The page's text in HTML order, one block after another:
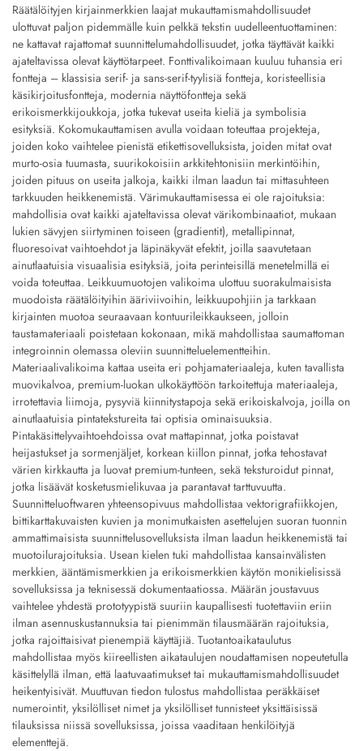
Räätälöityjen kirjainmerkkien laajat mukauttamismahdollisuudet
ulottuvat paljon pidemmälle kuin pelkkä tekstin uudelleentuottaminen:
ne kattavat rajattomat suunnittelumahdollisuudet, jotka täyttävät kaikki
ajateltavissa olevat käyttötarpeet. Fonttivalikoimaan kuuluu tuhansia eri
fontteja – klassisia serif- ja sans-serif-tyylisiä fontteja, koristeellisia
käsikirjoitusfontteja, modernia näyttöfontteja sekä
erikoismerkkijoukkoja, jotka tukevat useita kieliä ja symbolisia
esityksiä. Kokomukauttamisen avulla voidaan toteuttaa projekteja,
joiden koko vaihtelee pienistä etikettisovelluksista, joiden mitat ovat
murto-osia tuumasta, suurikokoisiin arkkitehtonisiin merkintöihin,
joiden pituus on useita jalkoja, kaikki ilman laadun tai mittasuhteen
tarkkuuden heikkenemistä. Värimukauttamisessa ei ole rajoituksia:
mahdollisia ovat kaikki ajateltavissa olevat värikombinaatiot, mukaan
lukien sävyjen siirtyminen toiseen (gradientit), metallipinnat,
fluoresoivat vaihtoehdot ja läpinäkyvät efektit, joilla saavutetaan
ainutlaatuisia visuaalisia esityksiä, joita perinteisillä menetelmillä ei
voida toteuttaa. Leikkuumuotojen valikoima ulottuu suorakulmaisista
muodoista räätälöityihin ääriviivoihin, leikkuupohjiin ja tarkkaan
kirjainten muotoa seuraavaan kontuurileikkaukseen, jolloin
taustamateriaali poistetaan kokonaan, mikä mahdollistaa saumattoman
integroinnin olemassa oleviin suunnitteluelementteihin.
Materiaalivalikoima kattaa useita eri pohjamateriaaleja, kuten tavallista
muovikalvoa, premium-luokan ulkokäyttöön tarkoitettuja materiaaleja,
irrotettavia liimoja, pysyviä kiinnitystapoja sekä erikoiskalvoja, joilla on
ainutlaatuisia pintatekstureita tai optisia ominaisuuksia.
Pintakäsittelyvaihtoehdoissa ovat mattapinnat, jotka poistavat
heijastukset ja sormenjäljet, korkean kiillon pinnat, jotka tehostavat
värien kirkkautta ja luovat premium-tunteen, sekä teksturoidut pinnat,
jotka lisäävät kosketusmielikuvaa ja parantavat tarttuvuutta.
Suunnitteluoftwaren yhteensopivuus mahdollistaa vektorigrafiikkojen,
bittikarttakuvaisten kuvien ja monimutkaisten asettelujen suoran tuonnin
ammattimaisista suunnittelusovelluksista ilman laadun heikkenemistä tai
muotoilurajoituksia. Usean kielen tuki mahdollistaa kansainvälisten
merkkien, ääntämismerkkien ja erikoismerkkien käytön monikielisissä
sovelluksissa ja teknisessä dokumentaatiossa. Määrän joustavuus
vaihtelee yhdestä prototyypistä suuriin kaupallisesti tuotettaviin eriin
ilman asennuskustannuksia tai pienimmän tilausmäärän rajoituksia,
jotka rajoittaisivat pienempiä käyttäjiä. Tuotantoaikataulutus
mahdollistaa myös kiireellisten aikataulujen noudattamisen nopeutetulla
käsittelyllä ilman, että laatuvaatimukset tai mukauttamismahdollisuudet
heikentyisivät. Muuttuvan tiedon tulostus mahdollistaa peräkkäiset
numerointit, yksilölliset nimet ja yksilölliset tunnisteet yksittäisissä
tilauksissa niissä sovelluksissa, joissa vaaditaan henkilöityjä
elementtejä.